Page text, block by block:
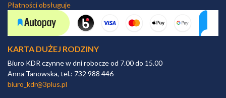
Płatności obsługuje
KARTA DUŻEJ RODZINY
Biuro KDR czynne w dni robocze od 7.00 do 15.00
Anna Tanowska, tel.: 732 988 446
biuro_kdr@3plus.pl